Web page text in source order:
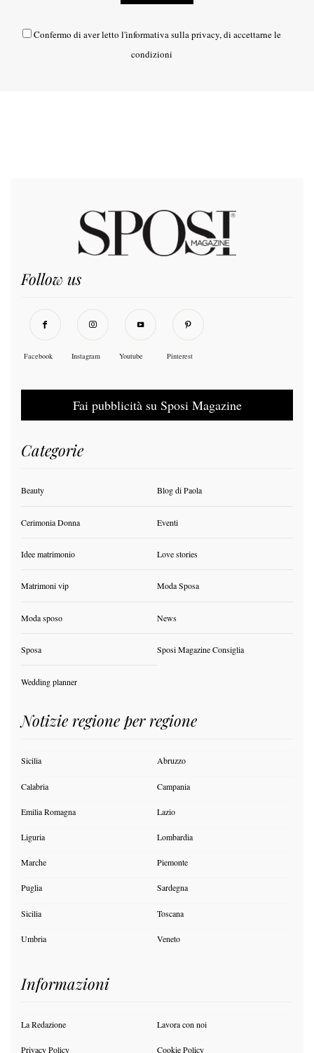
Confermo di aver letto l'informativa sulla privacy, di accettarne le
condizioni
Follow us
Facebook Instagram Youtube Pinterest
Fai pubblicità su Sposi Magazine
Categorie
Beauty Blog di Paola
Cerimonia Donna Eventi
Idee matrimonio Love stories
Matrimoni vip Moda Sposa
Moda sposo News
Sposa Sposi Magazine Consiglia
Wedding planner
Notizie regione per regione
Sicilia Abruzzo
Calabria Campania
Emilia Romagna Lazio
Liguria Lombardia
Marche Piemonte
Puglia Sardegna
Sicilia Toscana
Umbria Veneto
Informazioni
La Redazione Lavora con noi
Privacy Policy Cookie Policy